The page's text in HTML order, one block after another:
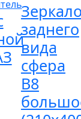
заднего
вида
сфера
В8